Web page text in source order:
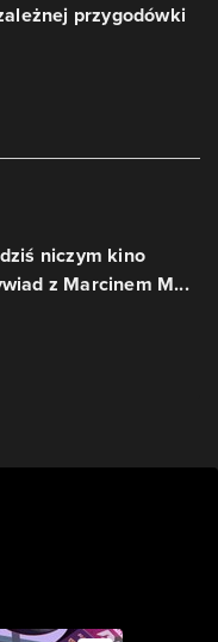
przygodówki
niczym kino
z Marcinem M...